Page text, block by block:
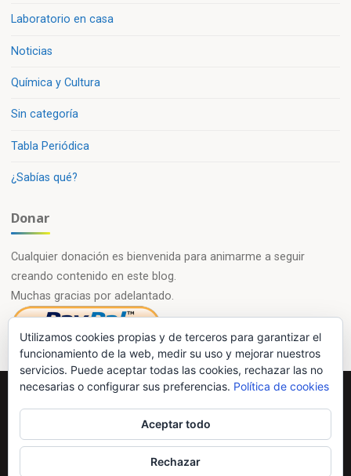
Laboratorio en casa
Noticias
Química y Cultura
Sin categoría
Tabla Periódica
¿Sabías qué?
Donar
Cualquier donación es bienvenida para animarme a seguir
creando contenido en este blog.
Muchas gracias por adelantado.
©2026 Química en casa.com
Utilizamos cookies propias y de terceros para garantizar el
funcionamiento de la web, medir su uso y mejorar nuestros
servicios. Puede aceptar todas las cookies, rechazar las no
necesarias o configurar sus preferencias. Política de cookies
Aceptar todo
Rechazar